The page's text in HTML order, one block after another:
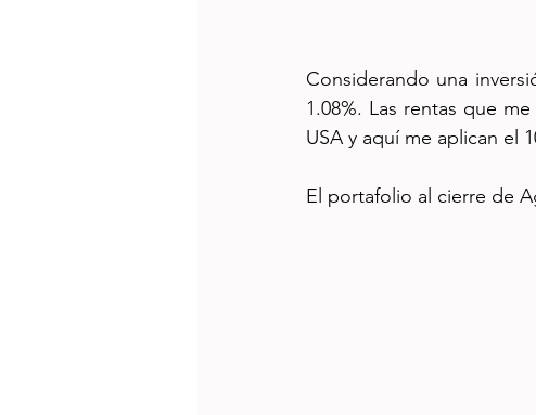
Considerando una
1.08%. Las rentas que
USA y aquí me aplican el
El portafolio al cierre de